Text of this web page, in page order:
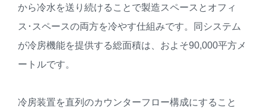
から冷水を送り続けることで製造スペースとオフィ
ス･スペースの両方を冷やす仕組みです。同システム
が冷房機能を提供する総面積は、およそ90,000平方メ
ートルです。
冷房装置を直列のカウンターフロー構成にすること